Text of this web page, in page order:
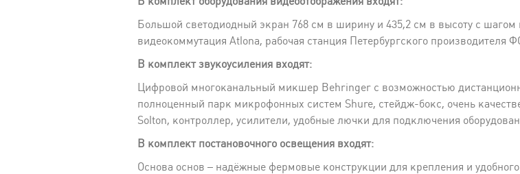
Большой светодиодный экран 768 см в ширину и 435,2 см в высоту с
видеокоммутация Atlona, рабочая станция Петербургского производителя
В комплект звукоусиления входят:
Цифровой многоканальный микшер Behringer с возможностью
полноценный парк микрофонных систем Shure, стейдж-бокс, очень
Solton, контроллер, усилители, удобные лючки для подключения
В комплект постановочного освещения входят:
Основа основ – надёжные фермовые конструкции для крепления и